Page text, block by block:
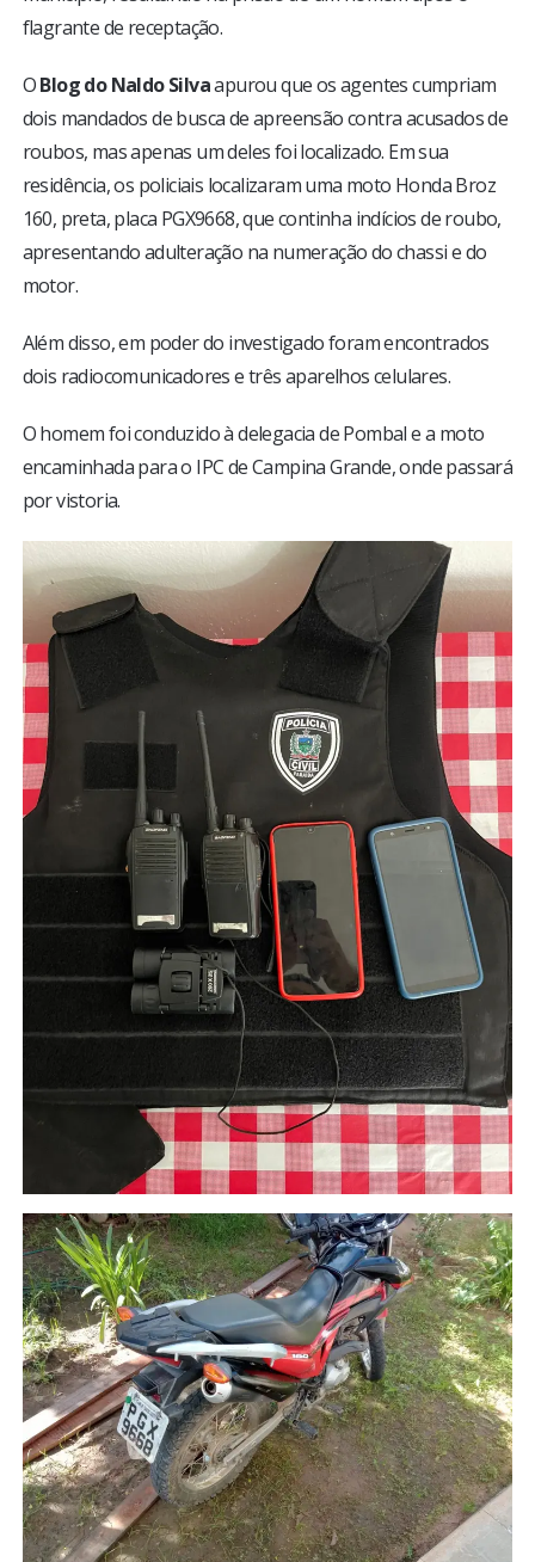
flagrante de receptação.
OBlog do Naldo Silvaapurou que os agentes cumpriam
dois mandados de busca de apreensão contra acusados de
roubos, mas apenas um deles foi localizado. Em sua
residência, os policiais localizaram uma moto Honda Broz
160, preta, placa PGX9668, que continha indícios de roubo,
apresentando adulteração na numeração do chassi e do
motor.
Além disso, em poder do investigado foram encontrados
dois radiocomunicadores e três aparelhos celulares.
O homem foi conduzido à delegacia de Pombal e a moto
encaminhada para o IPC de Campina Grande, onde passará
por vistoria.